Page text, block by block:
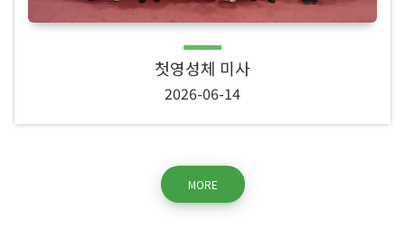
첫영성체 미사
2026-06-14
MORE